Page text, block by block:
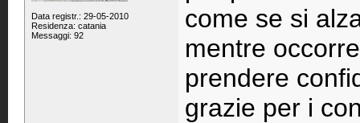
Data registr.: 29-05-2010
Residenza: catania
Messaggi: 92
come se si
mentre
prendere
grazie per i